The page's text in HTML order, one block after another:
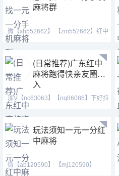
麻将群
微【xh552662】 【zm552662】红中
麻将 跑得快 全天24
(日常推荐)广东红中
麻将跑得快亲友圈加
入
加V【nc63063】【nq86086】下好拉
你进麻将,血战群。红
玩法须知一元一分红
中麻将
微【ab120590】 【mj120590】
【tj525555】（广东一元一